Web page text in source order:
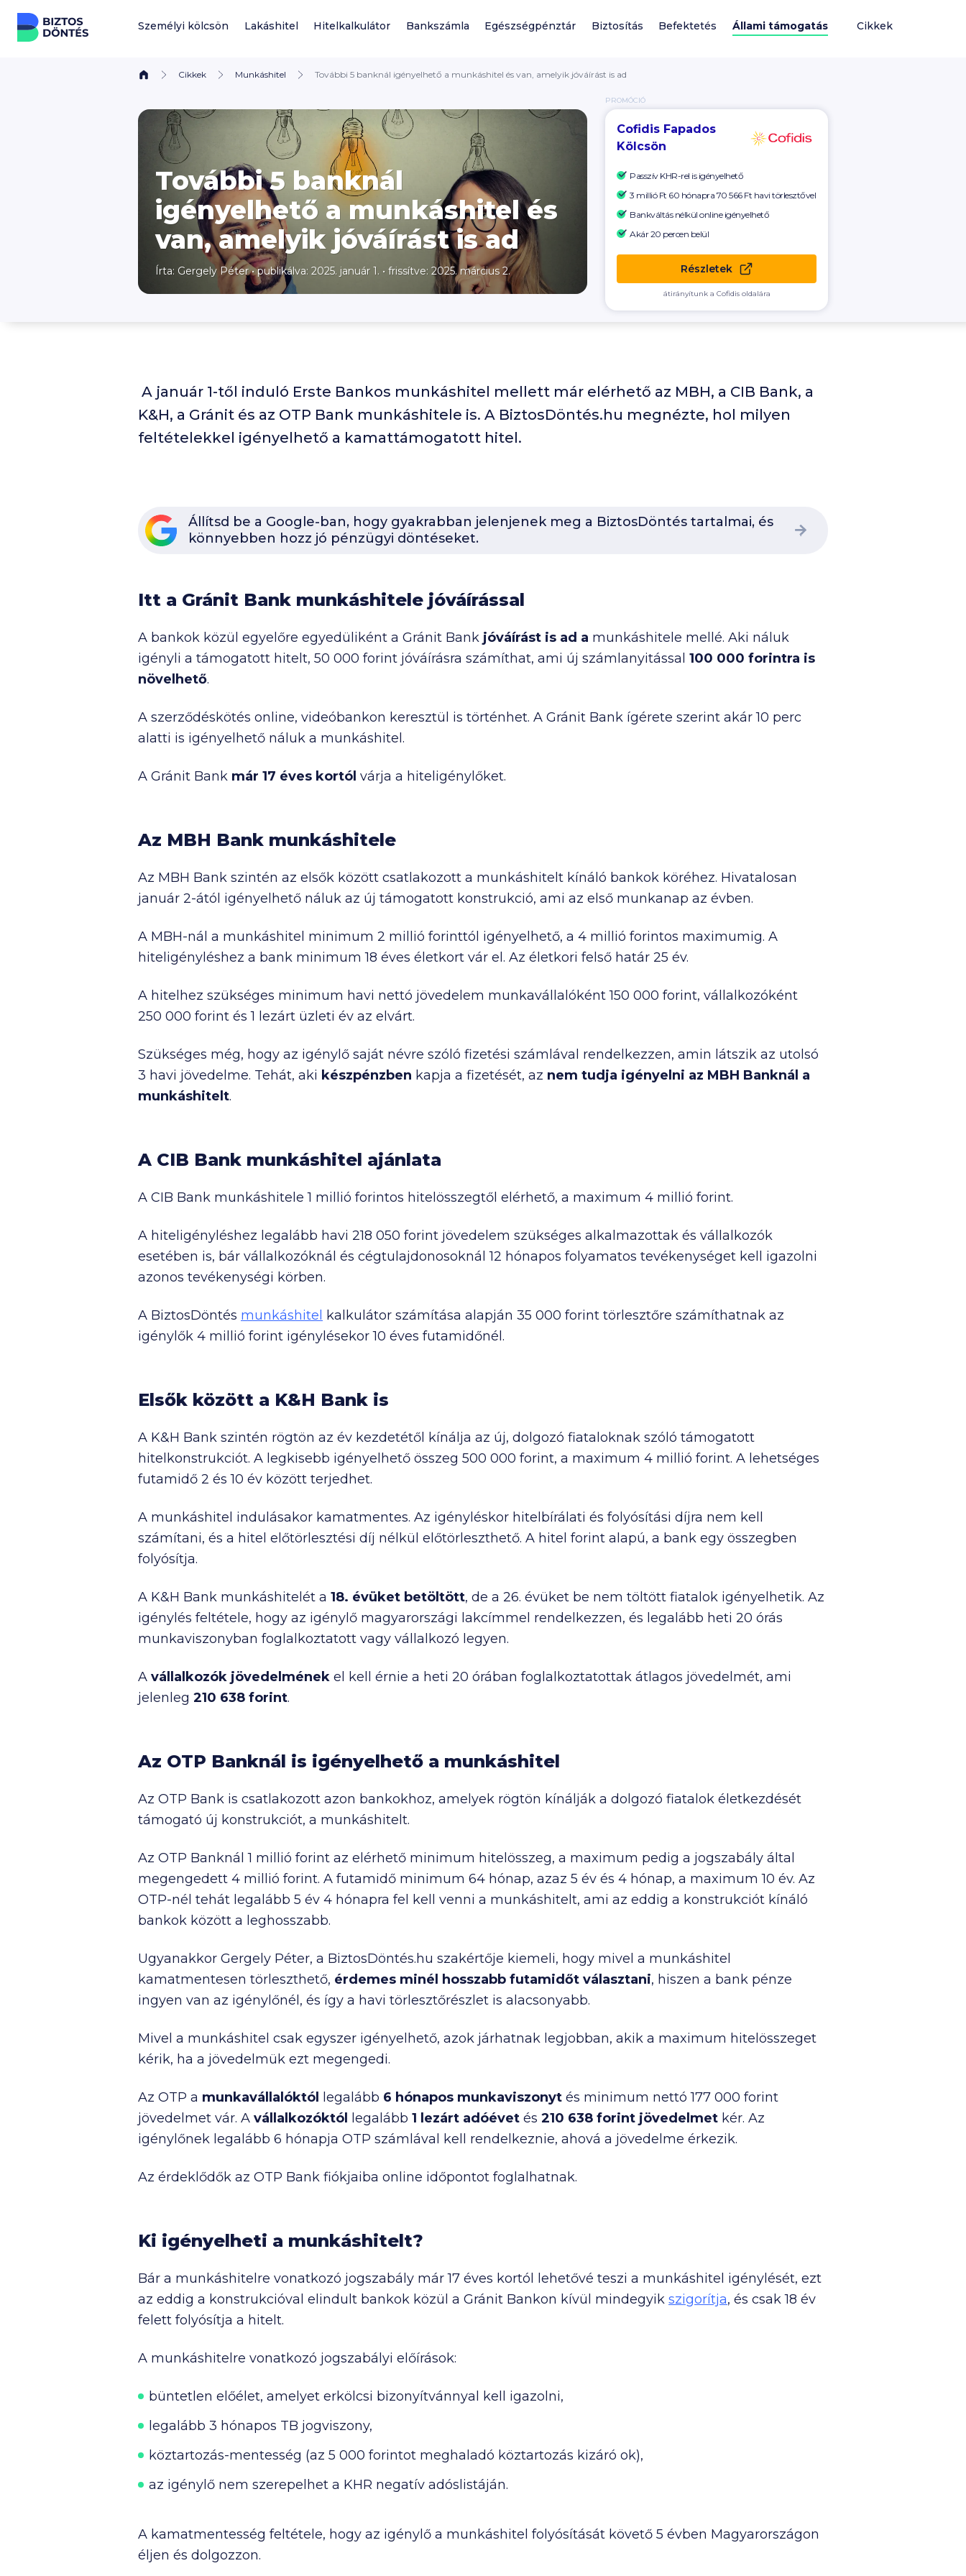
Ugrás a tartalomhoz
Személyi kölcsön Lakáshitel Hitelkalkulátor Bankszámla Egészségpénztár Biztosítás Befektetés Állami támogatás Cikkek
Cikkek Munkáshitel További 5 banknál igényelhető a munkáshitel és van, amelyik jóváírást is ad
További 5 banknál
igényelhető a munkáshitel és
van, amelyik jóváírást is ad
Írta: Gergely Péter•publikálva: 2025. január 1. • frissítve: 2025. március 2.
PROMÓCIÓ
Cofidis Fapados
Kölcsön
Passzív KHR-rel is igényelhető
3 millió Ft 60 hónapra 70 566 Ft havi törlesztővel
Bankváltás nélkül online igényelhető
Akár 20 percen belül
Részletek
átirányítunk a Cofidis oldalára
A január 1-től induló Erste Bankos munkáshitel mellett már elérhető az MBH, a CIB Bank, a
K&H, a Gránit és az OTP Bank munkáshitele is. A BiztosDöntés.hu megnézte, hol milyen
feltételekkel igényelhető a kamattámogatott hitel.
Állítsd be a Google-ban, hogy gyakrabban jelenjenek meg a BiztosDöntés tartalmai, és
könnyebben hozz jó pénzügyi döntéseket.
Itt a Gránit Bank munkáshitele jóváírással
A bankok közül egyelőre egyedüliként a Gránit Bank jóváírást is ad a munkáshitele mellé. Aki náluk
igényli a támogatott hitelt, 50 000 forint jóváírásra számíthat, ami új számlanyitással 100 000 forintra is
növelhető.
A szerződéskötés online, videóbankon keresztül is történhet. A Gránit Bank ígérete szerint akár 10 perc
alatti is igényelhető náluk a munkáshitel.
A Gránit Bank már 17 éves kortól várja a hiteligénylőket.
Az MBH Bank munkáshitele
Az MBH Bank szintén az elsők között csatlakozott a munkáshitelt kínáló bankok köréhez. Hivatalosan
január 2-ától igényelhető náluk az új támogatott konstrukció, ami az első munkanap az évben.
A MBH-nál a munkáshitel minimum 2 millió forinttól igényelhető, a 4 millió forintos maximumig. A
hiteligényléshez a bank minimum 18 éves életkort vár el. Az életkori felső határ 25 év.
A hitelhez szükséges minimum havi nettó jövedelem munkavállalóként150 000 forint, vállalkozóként
250 000 forint és 1 lezárt üzleti év az elvárt.
Szükséges még, hogy az igénylő saját névre szóló fizetési számlával rendelkezzen, amin látszik az utolsó
3 havi jövedelme. Tehát, aki készpénzben kapja a fizetését, az nem tudja igényelni az MBH Banknál a
munkáshitelt.
A CIB Bank munkáshitel ajánlata
A CIB Bank munkáshitele1 millió forintos hitelösszegtől elérhető, a maximum 4 millió forint.
A hiteligényléshez legalább havi 218 050 forint jövedelem szükséges alkalmazottak és vállalkozók
esetében is, bár vállalkozóknál és cégtulajdonosoknál 12 hónapos folyamatos tevékenységet kell igazolni
azonos tevékenységi körben.
A BiztosDöntés munkáshitel kalkulátor számítása alapján 35 000 forint törlesztőre számíthatnak az
igénylők 4 millió forint igénylésekor 10 éves futamidőnél.
Elsők között a K&H Bank is
A K&H Bank szintén rögtön az év kezdetétől kínálja az új, dolgozó fiataloknak szóló támogatott
hitelkonstrukciót. A legkisebb igényelhető összeg 500 000 forint, a maximum 4 millió forint. A lehetséges
futamidő 2 és 10 év között terjedhet.
A munkáshitel indulásakor kamatmentes. Az igényléskor hitelbírálati és folyósítási díjra nem kell
számítani, és a hitel előtörlesztési díj nélkül előtörleszthető. A hitel forint alapú, a bank egy összegben
folyósítja.
A K&H Bank munkáshitelét a 18. évüket betöltött, de a 26. évüket be nem töltött fiatalok igényelhetik. Az
igénylés feltétele, hogy az igénylő magyarországi lakcímmel rendelkezzen, és legalább heti 20 órás
munkaviszonyban foglalkoztatott vagy vállalkozó legyen.
A vállalkozók jövedelmének el kell érnie a heti 20 órában foglalkoztatottak átlagos jövedelmét, ami
jelenleg 210 638 forint.
Az OTP Banknál is igényelhető a munkáshitel
Az OTP Bank is csatlakozott azon bankokhoz, amelyek rögtön kínálják a dolgozó fiatalok életkezdését
támogató új konstrukciót, a munkáshitelt.
Az OTP Banknál1 millió forint az elérhető minimum hitelösszeg, a maximum pedig a jogszabály által
megengedett 4 millió forint. A futamidő minimum 64 hónap, azaz 5 év és 4 hónap, a maximum 10 év. Az
OTP-nél tehát legalább 5 év 4 hónapra fel kell venni a munkáshitelt, ami az eddig a konstrukciót kínáló
bankok között a leghosszabb.
Ugyanakkor Gergely Péter, a BiztosDöntés.hu szakértője kiemeli, hogy mivel a munkáshitel
kamatmentesen törleszthető, érdemes minél hosszabb futamidőt választani, hiszen a bank pénze
ingyen van az igénylőnél, és így a havi törlesztőrészlet is alacsonyabb.
Mivel a munkáshitel csak egyszer igényelhető, azok járhatnak legjobban, akik a maximum hitelösszeget
kérik, ha a jövedelmük ezt megengedi.
Az OTP a munkavállalóktól legalább 6 hónapos munkaviszonyt és minimum nettó177 000 forint
jövedelmet vár. A vállalkozóktól legalább 1 lezárt adóévet és 210 638 forint jövedelmet kér. Az
igénylőnek legalább 6 hónapja OTP számlával kell rendelkeznie, ahová a jövedelme érkezik.
Az érdeklődők az OTP Bank fiókjaiba online időpontot foglalhatnak.
Ki igényelheti a munkáshitelt?
Bár a munkáshitelre vonatkozó jogszabály már 17 éves kortól lehetővé teszi a munkáshitel igénylését, ezt
az eddig a konstrukcióval elindult bankok közül a Gránit Bankon kívül mindegyik szigorítja, és csak 18 év
felett folyósítja a hitelt.
A munkáshitelre vonatkozó jogszabályi előírások:
büntetlen előélet, amelyet erkölcsi bizonyítvánnyal kell igazolni,
legalább 3 hónapos TB jogviszony,
köztartozás-mentesség (az 5 000 forintot meghaladó köztartozás kizáró ok),
az igénylő nem szerepelhet a KHR negatív adóslistáján.
A kamatmentesség feltétele, hogy az igénylő a munkáshitel folyósítását követő 5 évben Magyarországon
éljen és dolgozzon.